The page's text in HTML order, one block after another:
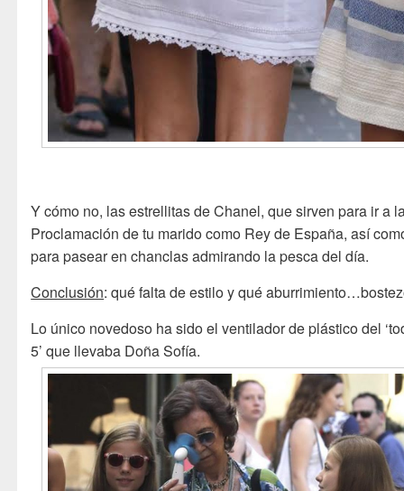
Y cómo no, las estrellitas de Chanel, que sirven para ir a
Proclamación de tu marido como Rey de España, así
para pasear en chanclas admirando la pesca del día.
Conclusión: qué falta de estilo y qué
Lo único novedoso ha sido el ventilador de plástico del
5’ que llevaba Doña Sofía.